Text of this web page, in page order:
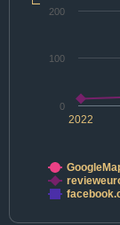
2022
0
100
200